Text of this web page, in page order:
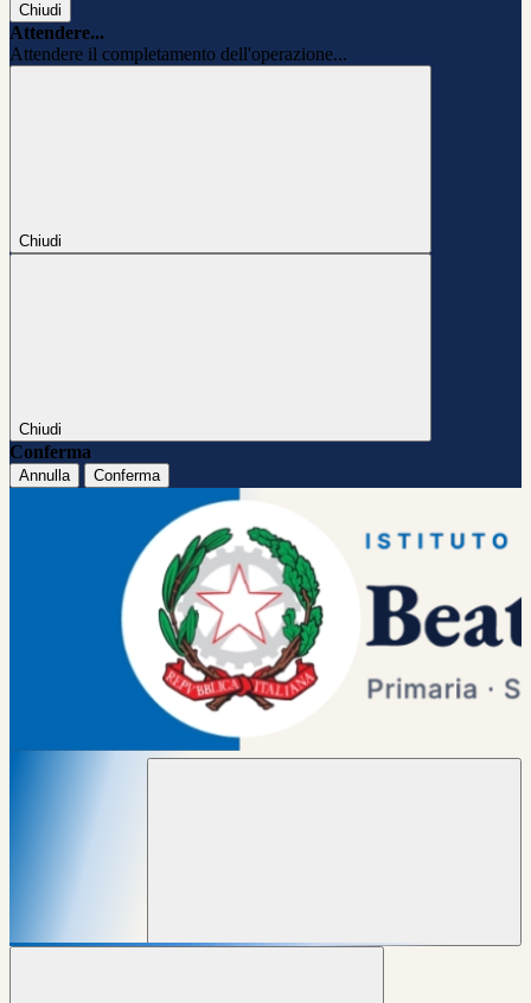
Chiudi
Attendere...
Attendere il completamento dell'operazione...
Chiudi
Chiudi
Conferma
Annulla Conferma